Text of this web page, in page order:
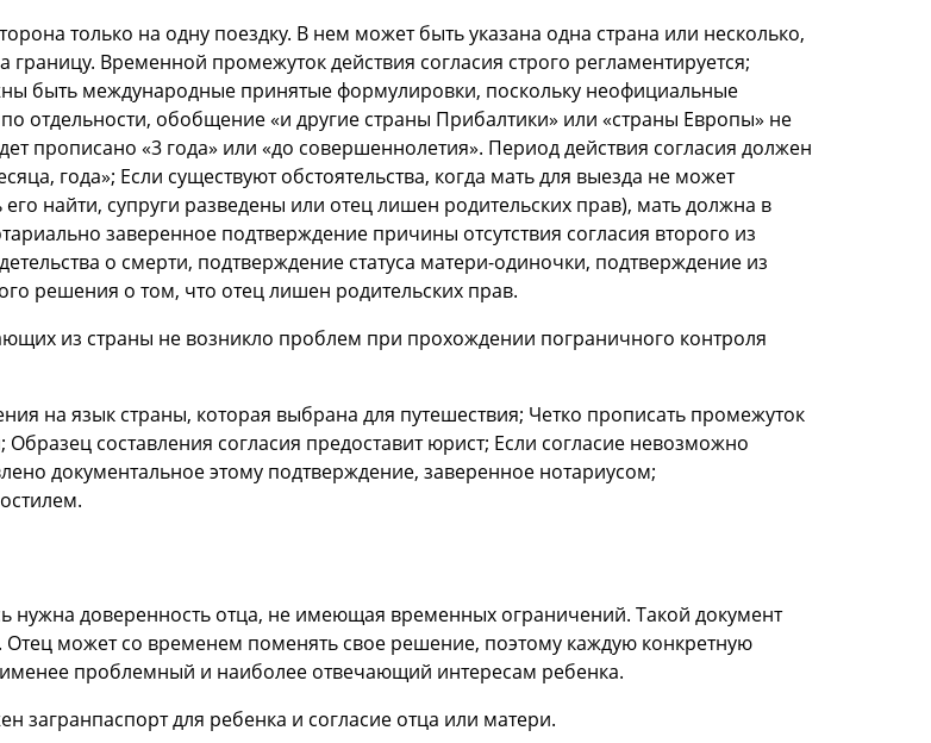
только на одну поездку. В нем может быть указана одна страна или несколько,
Временной промежуток действия согласия строго регламентируется;
быть международные принятые формулировки, поскольку неофициальные
отдельности, обобщение «и другие страны Прибалтики» или «страны Европы» не
прописано «3 года» или «до совершеннолетия». Период действия согласия должен
года»; Если существуют обстоятельства, когда мать для выезда не может
найти, супруги разведены или отец лишен родительских прав), мать должна в
заверенное подтверждение причины отсутствия согласия второго из
о смерти, подтверждение статуса матери-одиночки, подтверждение из
решения о том, что отец лишен родительских прав.
из страны не возникло проблем при прохождении пограничного контроля
на язык страны, которая выбрана для путешествия; Четко прописать промежуток
составления согласия предоставит юрист; Если согласие невозможно
документальное этому подтверждение, заверенное нотариусом;
нужна доверенность отца, не имеющая временных ограничений. Такой документ
может со временем поменять свое решение, поэтому каждую конкретную
проблемный и наиболее отвечающий интересам ребенка.
загранпаспорт для ребенка и согласие отца или матери.